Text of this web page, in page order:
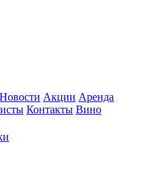
Новости Акции Аренда
Контакты Вино